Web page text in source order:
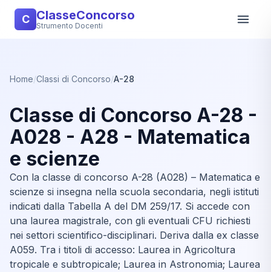
C ClasseConcorso
Strumento Docenti
Home/Classi di Concorso/A-28
Classe di Concorso A-28 -
A028 - A28 - Matematica
e scienze
Con la classe di concorso A-28 (A028) – Matematica e
scienze si insegna nella scuola secondaria, negli istituti
indicati dalla Tabella A del DM 259/17. Si accede con
una laurea magistrale, con gli eventuali CFU richiesti
nei settori scientifico-disciplinari. Deriva dalla ex classe
A059. Tra i titoli di accesso: Laurea in Agricoltura
tropicale e subtropicale; Laurea in Astronomia; Laurea